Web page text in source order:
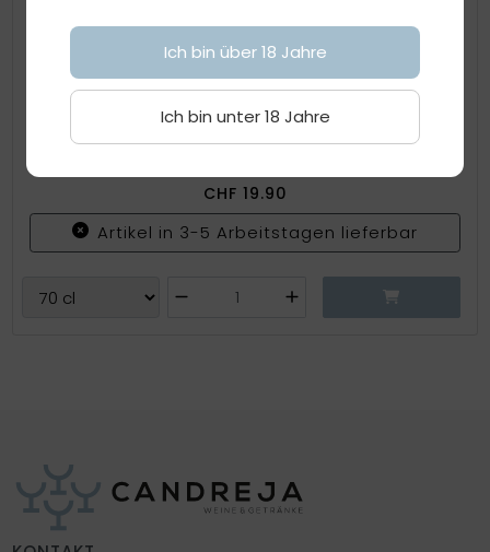
Déjà-Vu Oriental Apéritif 17°
CHF 19.90
Artikel in 3-5 Arbeitstagen lieferbar
Ich bin über 18 Jahre
Ich bin unter 18 Jahre